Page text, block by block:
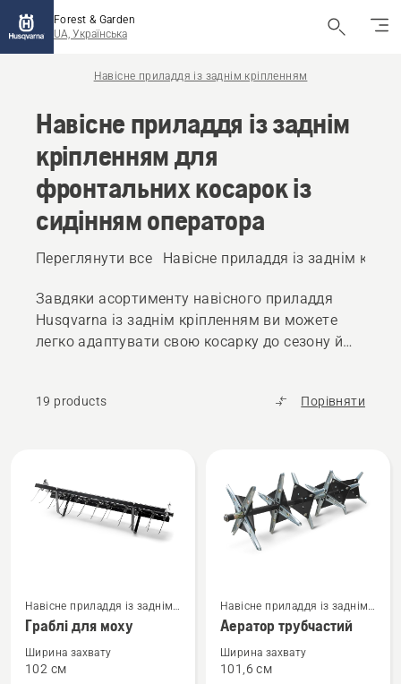
Forest & Garden
UA, Українська
Навісне приладдя із заднім кріпленням
Навісне приладдя із заднім
кріпленням для
фронтальних косарок із
сидінням оператора
Переглянути все Навісне приладдя із заднім
Завдяки асортименту навісного приладдя
Husqvarna із заднім кріпленням ви можете
легко адаптувати свою косарку до сезону й
19 products Порівняти
вироби
більше
деталей
про
Граблі
Навісне приладдя із заднім
кріпленням
Граблі для моху
Ширина захвату
102 см
більше
деталей
про
Аератор
Навісне приладдя із заднім
кріпленням
Аератор трубчастий
Ширина захвату
101,6 см